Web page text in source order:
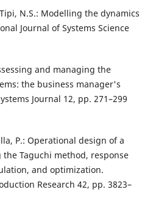
N.S.: Modelling the dynamics
Journal of Systems Science
and managing the
the business manager's
Journal 12, pp. 271–299
P.: Operational design of a
Taguchi method, response
and optimization.
Research 42, pp. 3823–